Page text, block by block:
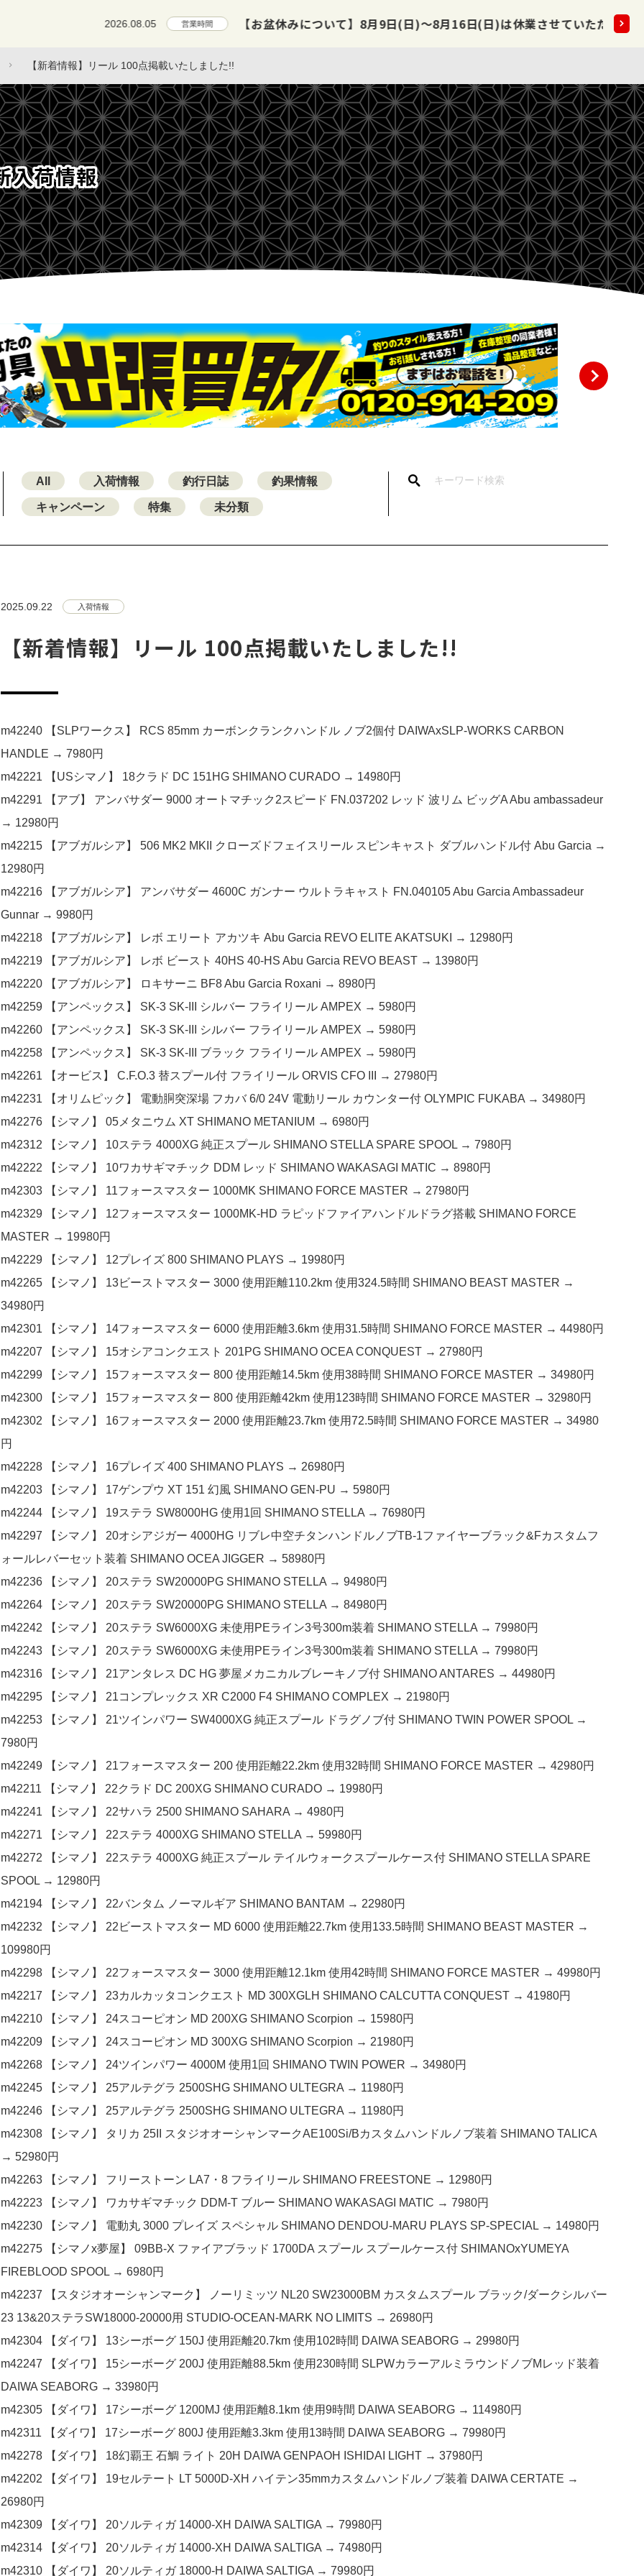
営業時間 【お盆休みについて】8月9日(日)～8月16日(日)は休業させていただきます。
【新着情報】リール 100点掲載いたしました!!
入荷情報
All 入荷情報 釣行日誌 釣果情報
キャンペーン 特集 未分類
2025.09.22 入荷情報
【新着情報】リール 100点掲載いたしました!!
m42240 【SLPワークス】 RCS 85mm カーボンクランクハンドル ノブ2個付 DAIWAxSLP-WORKS CARBON
HANDLE → 7980円
m42221 【USシマノ】 18クラド DC 151HG SHIMANO CURADO → 14980円
m42291 【アブ】 アンバサダー 9000 オートマチック2スピード FN.037202 レッド 波リム ビッグA Abu ambassadeur
→ 12980円
m42215 【アブガルシア】 506 MK2 MKII クローズドフェイスリール スピンキャスト ダブルハンドル付 Abu Garcia →
12980円
m42216 【アブガルシア】 アンバサダー 4600C ガンナー ウルトラキャスト FN.040105 Abu Garcia Ambassadeur
Gunnar → 9980円
m42218 【アブガルシア】 レボ エリート アカツキ Abu Garcia REVO ELITE AKATSUKI → 12980円
m42219 【アブガルシア】 レボ ビースト 40HS 40-HS Abu Garcia REVO BEAST → 13980円
m42220 【アブガルシア】 ロキサーニ BF8 Abu Garcia Roxani → 8980円
m42259 【アンペックス】 SK-3 SK-III シルバー フライリール AMPEX → 5980円
m42260 【アンペックス】 SK-3 SK-III シルバー フライリール AMPEX → 5980円
m42258 【アンペックス】 SK-3 SK-III ブラック フライリール AMPEX → 5980円
m42261 【オービス】 C.F.O.3 替スプール付 フライリール ORVIS CFO III → 27980円
m42231 【オリムピック】 電動胴突深場 フカバ 6/0 24V 電動リール カウンター付 OLYMPIC FUKABA → 34980円
m42276 【シマノ】 05メタニウム XT SHIMANO METANIUM → 6980円
m42312 【シマノ】 10ステラ 4000XG 純正スプール SHIMANO STELLA SPARE SPOOL → 7980円
m42222 【シマノ】 10ワカサギマチック DDM レッド SHIMANO WAKASAGI MATIC → 8980円
m42303 【シマノ】 11フォースマスター 1000MK SHIMANO FORCE MASTER → 27980円
m42329 【シマノ】 12フォースマスター 1000MK-HD ラピッドファイアハンドルドラグ搭載 SHIMANO FORCE
MASTER → 19980円
m42229 【シマノ】 12プレイズ 800 SHIMANO PLAYS → 19980円
m42265 【シマノ】 13ビーストマスター 3000 使用距離110.2km 使用324.5時間 SHIMANO BEAST MASTER →
34980円
m42301 【シマノ】 14フォースマスター 6000 使用距離3.6km 使用31.5時間 SHIMANO FORCE MASTER → 44980円
m42207 【シマノ】 15オシアコンクエスト 201PG SHIMANO OCEA CONQUEST → 27980円
m42299 【シマノ】 15フォースマスター 800 使用距離14.5km 使用38時間 SHIMANO FORCE MASTER → 34980円
m42300 【シマノ】 15フォースマスター 800 使用距離42km 使用123時間 SHIMANO FORCE MASTER → 32980円
m42302 【シマノ】 16フォースマスター 2000 使用距離23.7km 使用72.5時間 SHIMANO FORCE MASTER → 34980
円
m42228 【シマノ】 16プレイズ 400 SHIMANO PLAYS → 26980円
m42203 【シマノ】 17ゲンプウ XT 151 幻風 SHIMANO GEN-PU → 5980円
m42244 【シマノ】 19ステラ SW8000HG 使用1回 SHIMANO STELLA → 76980円
m42297 【シマノ】 20オシアジガー 4000HG リブレ中空チタンハンドルノブTB-1ファイヤーブラック&Fカスタムフ
ォールレバーセット装着 SHIMANO OCEA JIGGER → 58980円
m42236 【シマノ】 20ステラ SW20000PG SHIMANO STELLA → 94980円
m42264 【シマノ】 20ステラ SW20000PG SHIMANO STELLA → 84980円
m42242 【シマノ】 20ステラ SW6000XG 未使用PEライン3号300m装着 SHIMANO STELLA → 79980円
m42243 【シマノ】 20ステラ SW6000XG 未使用PEライン3号300m装着 SHIMANO STELLA → 79980円
m42316 【シマノ】 21アンタレス DC HG 夢屋メカニカルブレーキノブ付 SHIMANO ANTARES → 44980円
m42295 【シマノ】 21コンプレックス XR C2000 F4 SHIMANO COMPLEX → 21980円
m42253 【シマノ】 21ツインパワー SW4000XG 純正スプール ドラグノブ付 SHIMANO TWIN POWER SPOOL →
7980円
m42249 【シマノ】 21フォースマスター 200 使用距離22.2km 使用32時間 SHIMANO FORCE MASTER → 42980円
m42211 【シマノ】 22クラド DC 200XG SHIMANO CURADO → 19980円
m42241 【シマノ】 22サハラ 2500 SHIMANO SAHARA → 4980円
m42271 【シマノ】 22ステラ 4000XG SHIMANO STELLA → 59980円
m42272 【シマノ】 22ステラ 4000XG 純正スプール テイルウォークスプールケース付 SHIMANO STELLA SPARE
SPOOL → 12980円
m42194 【シマノ】 22バンタム ノーマルギア SHIMANO BANTAM → 22980円
m42232 【シマノ】 22ビーストマスター MD 6000 使用距離22.7km 使用133.5時間 SHIMANO BEAST MASTER →
109980円
m42298 【シマノ】 22フォースマスター 3000 使用距離12.1km 使用42時間 SHIMANO FORCE MASTER → 49980円
m42217 【シマノ】 23カルカッタコンクエスト MD 300XGLH SHIMANO CALCUTTA CONQUEST → 41980円
m42210 【シマノ】 24スコーピオン MD 200XG SHIMANO Scorpion → 15980円
m42209 【シマノ】 24スコーピオン MD 300XG SHIMANO Scorpion → 21980円
m42268 【シマノ】 24ツインパワー 4000M 使用1回 SHIMANO TWIN POWER → 34980円
m42245 【シマノ】 25アルテグラ 2500SHG SHIMANO ULTEGRA → 11980円
m42246 【シマノ】 25アルテグラ 2500SHG SHIMANO ULTEGRA → 11980円
m42308 【シマノ】 タリカ 25II スタジオオーシャンマークAE100Si/Bカスタムハンドルノブ装着 SHIMANO TALICA
→ 52980円
m42263 【シマノ】 フリーストーン LA7・8 フライリール SHIMANO FREESTONE → 12980円
m42223 【シマノ】 ワカサギマチック DDM-T ブルー SHIMANO WAKASAGI MATIC → 7980円
m42230 【シマノ】 電動丸 3000 プレイズ スペシャル SHIMANO DENDOU-MARU PLAYS SP-SPECIAL → 14980円
m42275 【シマノx夢屋】 09BB-X ファイアブラッド 1700DA スプール スプールケース付 SHIMANOxYUMEYA
FIREBLOOD SPOOL → 6980円
m42237 【スタジオオーシャンマーク】 ノーリミッツ NL20 SW23000BM カスタムスプール ブラック/ダークシルバー
23 13&20ステラSW18000-20000用 STUDIO-OCEAN-MARK NO LIMITS → 26980円
m42304 【ダイワ】 13シーボーグ 150J 使用距離20.7km 使用102時間 DAIWA SEABORG → 29980円
m42247 【ダイワ】 15シーボーグ 200J 使用距離88.5km 使用230時間 SLPWカラーアルミラウンドノブMレッド装着
DAIWA SEABORG → 33980円
m42305 【ダイワ】 17シーボーグ 1200MJ 使用距離8.1km 使用9時間 DAIWA SEABORG → 114980円
m42311 【ダイワ】 17シーボーグ 800J 使用距離3.3km 使用13時間 DAIWA SEABORG → 79980円
m42278 【ダイワ】 18幻覇王 石鯛 ライト 20H DAIWA GENPAOH ISHIDAI LIGHT → 37980円
m42202 【ダイワ】 19セルテート LT 5000D-XH ハイテン35mmカスタムハンドルノブ装着 DAIWA CERTATE →
26980円
m42309 【ダイワ】 20ソルティガ 14000-XH DAIWA SALTIGA → 79980円
m42314 【ダイワ】 20ソルティガ 14000-XH DAIWA SALTIGA → 74980円
m42310 【ダイワ】 20ソルティガ 18000-H DAIWA SALTIGA → 79980円